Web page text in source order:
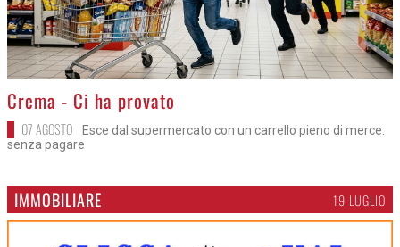
>
Crema - Ci ha provato
07 AGOSTO
Esce dal supermercato con un carrello pieno di merce:
senza pagare
IMMOBILIARE 19 LUGLIO